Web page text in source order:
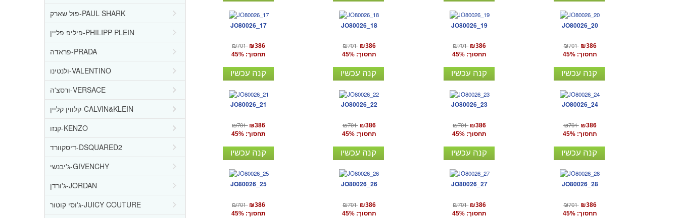
פול שארק-PAUL SHARK
פיליפ פליין-PHILIPP PLEIN
פראדה-PRADA
ולנטינו-VALENTINO
ורסצ'ה-VERSACE
קלווין קליין-CALVIN&KLEIN
קנזו-KENZO
דיסקוורד-DSQUARED2
ג'יבנשי-GIVENCHY
ג'ורדן-JORDAN
ג'וסי קוטור-JUICY COUTURE
JO80026_17
₪701 ₪386
תחסוך: 45%
קנה עכשיו
JO80026_18
₪701 ₪386
תחסוך: 45%
קנה עכשיו
JO80026_19
₪701 ₪386
תחסוך: 45%
קנה עכשיו
JO80026_20
₪701 ₪386
תחסוך: 45%
קנה עכשיו
JO80026_21
₪701 ₪386
תחסוך: 45%
קנה עכשיו
JO80026_22
₪701 ₪386
תחסוך: 45%
קנה עכשיו
JO80026_23
₪701 ₪386
תחסוך: 45%
קנה עכשיו
JO80026_24
₪701 ₪386
תחסוך: 45%
קנה עכשיו
JO80026_25
₪701 ₪386
תחסוך: 45%
JO80026_26
₪701 ₪386
תחסוך: 45%
JO80026_27
₪701 ₪386
תחסוך: 45%
JO80026_28
₪701 ₪386
תחסוך: 45%